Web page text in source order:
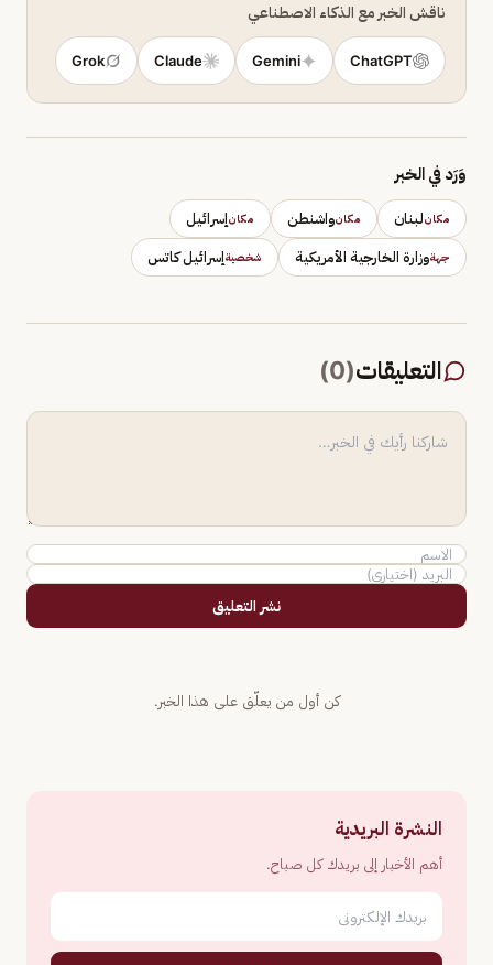
ناقش الخبر مع الذكاء الاصطناعي
ChatGPT
Gemini
Claude
Grok
وَرَد في الخبر
مكانلبنان مكانواشنطن مكانإسرائيل
جهةوزارة الخارجية الأمريكية شخصيةإسرائيل كاتس
التعليقات(
0
)
نشر التعليق
كن أول من يعلّق على هذا الخبر.
النشرة البريدية
أهم الأخبار إلى بريدك كل صباح.